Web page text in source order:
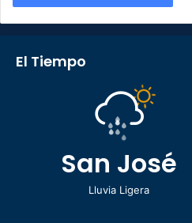
El Tiempo
San José
Lluvia Ligera